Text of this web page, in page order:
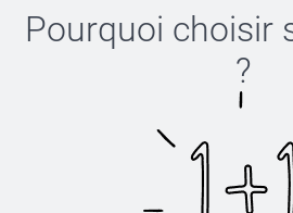
Pourquoi choisir
?